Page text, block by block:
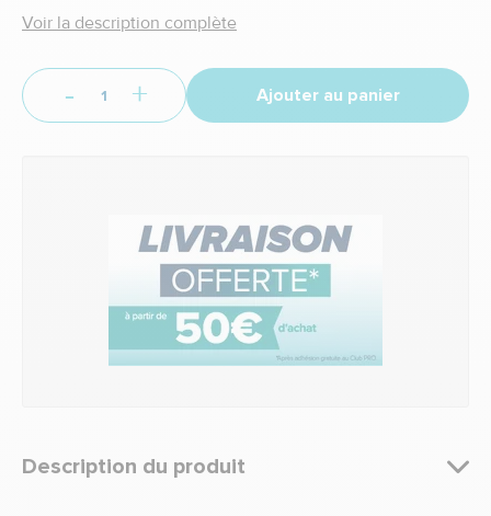
Voir la description complète
- + Ajouter au panier
Description du produit